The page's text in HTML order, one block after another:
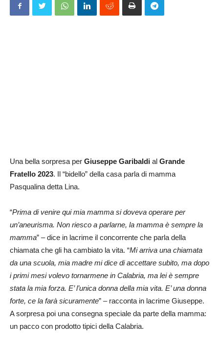
Una bella sorpresa per Giuseppe Garibaldi al Grande
Fratello 2023. Il “bidello” della casa parla di mamma
Pasqualina detta Lina.
“Prima di venire qui mia mamma si doveva operare per
un’aneurisma. Non riesco a parlarne, la mamma è sempre la
mamma” – dice in lacrime il concorrente che parla della
chiamata che gli ha cambiato la vita. “Mi arriva una chiamata
da una scuola, mia madre mi dice di accettare subito, ma dopo
i primi mesi volevo tornarmene in Calabria, ma lei è sempre
stata la mia forza. E’ l’unica donna della mia vita. E’ una donna
forte, ce la farà sicuramente” – racconta in lacrime Giuseppe.
A sorpresa poi una consegna speciale da parte della mamma:
un pacco con prodotto tipici della Calabria.